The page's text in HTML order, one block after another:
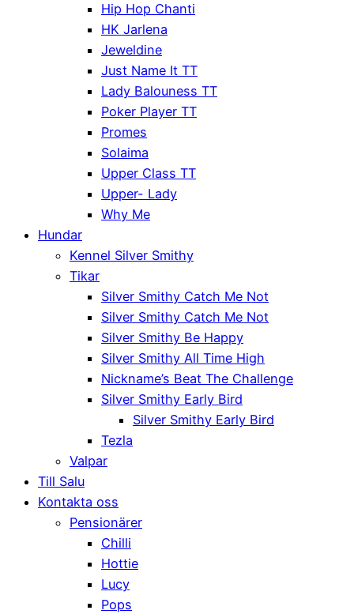
Hip Hop Chanti
HK Jarlena
Jeweldine
Just Name It TT
Lady Balouness TT
Poker Player TT
Promes
Solaima
Upper Class TT
Upper- Lady
Why Me
Hundar
Kennel Silver Smithy
Tikar
Silver Smithy Catch Me Not
Silver Smithy Catch Me Not
Silver Smithy Be Happy
Silver Smithy All Time High
Nickname’s Beat The Challenge
Silver Smithy Early Bird
Silver Smithy Early Bird
Tezla
Valpar
Till Salu
Kontakta oss
Pensionärer
Chilli
Hottie
Lucy
Pops